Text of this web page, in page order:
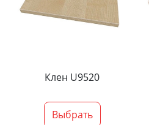
Клен U9520
Выбрать